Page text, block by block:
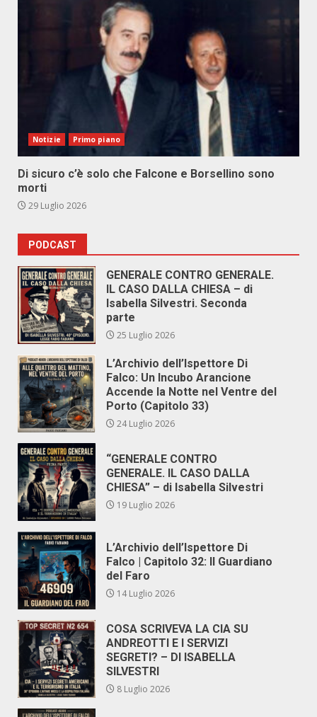
Notizie Primo piano
Di sicuro c’è solo che Falcone e Borsellino sono
morti
29 Luglio 2026
PODCAST
GENERALE CONTRO GENERALE.
IL CASO DALLA CHIESA – di
Isabella Silvestri. Seconda
parte
25 Luglio 2026
L’Archivio dell’Ispettore Di
Falco: Un Incubo Arancione
Accende la Notte nel Ventre del
Porto (Capitolo 33)
24 Luglio 2026
“GENERALE CONTRO
GENERALE. IL CASO DALLA
CHIESA” – di Isabella Silvestri
19 Luglio 2026
L’Archivio dell’Ispettore Di
Falco | Capitolo 32: Il Guardiano
del Faro
14 Luglio 2026
COSA SCRIVEVA LA CIA SU
ANDREOTTI E I SERVIZI
SEGRETI? – DI ISABELLA
SILVESTRI
8 Luglio 2026